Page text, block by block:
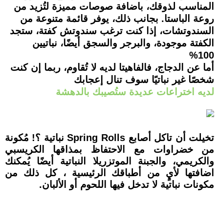
المناسب لذوقك، باضافة صوصات مميزة لتُزيد من
روعة الباستا. بجانب ذلك، يوفر قائمة متنوعة من
السندوتشات، إذا كنت ترغب سندوتش كفتة، ستجد
الكفتة موجودة، والبرجر والسجق أيضًا، نباتيين
100%
أما عن الدجاج، فالفاهيتا لديه لا تُقاوم، ربما إن كنت
شخصًا غير نباتيًا سوف تنال إعجابك
لديه اختراعات عديدة ستُصيبك بالدهشة
تخيلت أن تاكل أصابع Spring Rolls نباتية ؟! مُكونة
من خضراوات مع الاحتفاظ بمذاقها الكريسبي
والكريمي، والجبنة الموتزريلا النباتية أيضًا يُمكنك
اضافتها لأيٍ من أطباقك الرئيسية ، كل ذلك من
مكونات نباتية لا تدخل فيها اللحوم أو الألبان.